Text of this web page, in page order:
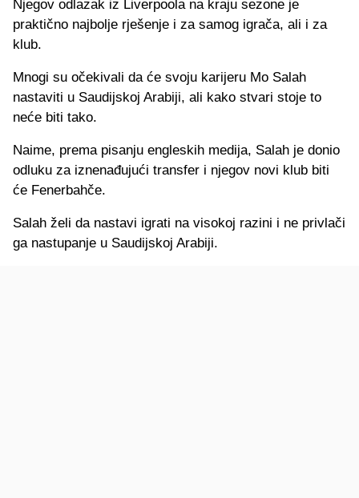
Njegov odlazak iz Liverpoola na kraju sezone je
praktično najbolje rješenje i za samog igrača, ali i za
klub.
Mnogi su očekivali da će svoju karijeru Mo Salah
nastaviti u Saudijskoj Arabiji, ali kako stvari stoje to
neće biti tako.
Naime, prema pisanju engleskih medija, Salah je donio
odluku za iznenađujući transfer i njegov novi klub biti
će Fenerbahče.
Salah želi da nastavi igrati na visokoj razini i ne privlači
ga nastupanje u Saudijskoj Arabiji.